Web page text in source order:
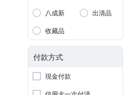
八成新
出清品
收藏品
付款方式
現金付款